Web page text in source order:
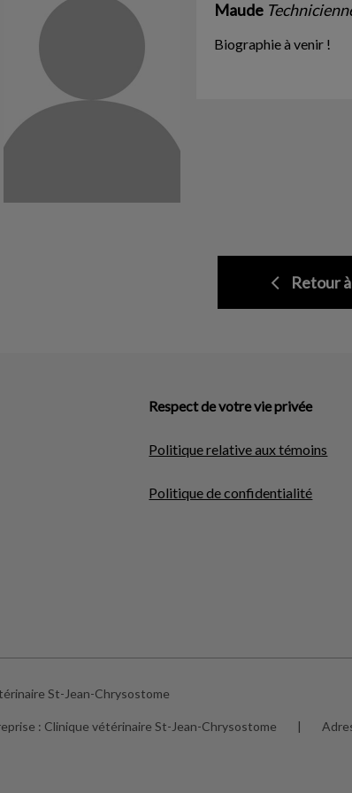
Maude
Biographie à venir !
Retour
Respect de votre vie privée
Politique relative aux témoins
Politique de confidentialité
St-Jean-Chrysostome
: Clinique vétérinaire St-Jean-Chrysostome |